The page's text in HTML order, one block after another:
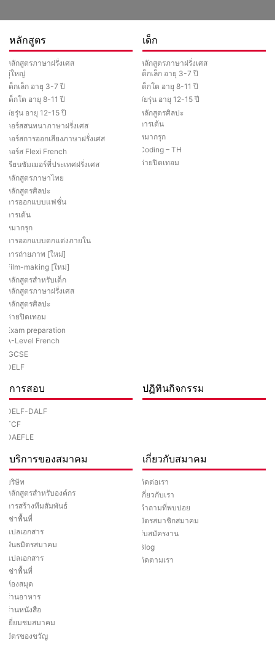
หลักสูตร
หลักสูตรภาษาฝรั่งเศส
ผู้ใหญ่
เด็กเล็ก อายุ 3-7 ปี
เด็กโต อายุ 8-11 ปี
วัยรุ่น อายุ 12-15 ปี
คอร์สสนทนาภาษาฝรั่งเศส
คอร์สการออกเสียงภาษาฝรั่งเศส
คอร์ส Flexi French
เรียนซัมเมอร์ที่ประเทศฝรั่งเศส
หลักสูตรภาษาไทย
หลักสูตรศิลปะ
การออกแบบแฟชั่น
การเต้น
หมากรุก
การออกแบบตกแต่งภายใน
การถ่ายภาพ [ใหม่]
Film-making [ใหม่]
หลักสูตรสำหรับเด็ก
หลักสูตรภาษาฝรั่งเศส
หลักสูตรศิลปะ
ค่ายปิดเทอม
Exam preparation
A-Level French
IGCSE
DELF
เด็ก
หลักสูตรภาษาฝรั่งเศส
เด็กเล็ก อายุ 3-7 ปี
เด็กโต อายุ 8-11 ปี
วัยรุ่น อายุ 12-15 ปี
หลักสูตรศิลปะ
การเต้น
หมากรุก
Coding – TH
ค่ายปิดเทอม
การสอบ
DELF-DALF
TCF
DAEFLE
ปฏิทินกิจกรรม
บริการของสมาคม
บริษัท
หลักสูตรสำหรับองค์กร
การสร้างทีมสัมพันธ์
เช่าพื้นที่
แปลเอกสาร
พันธมิตรสมาคม
แปลเอกสาร
เช่าพื้นที่
ห้องสมุด
ร้านอาหาร
ร้านหนังสือ
เยี่ยมชมสมาคม
บัตรของขวัญ
เกี่ยวกับสมาคม
ติดต่อเรา
เกี่ยวกับเรา
คำถามที่พบบ่อย
บัตรสมาชิกสมาคม
รับสมัครงาน
Blog
ติดตามเรา